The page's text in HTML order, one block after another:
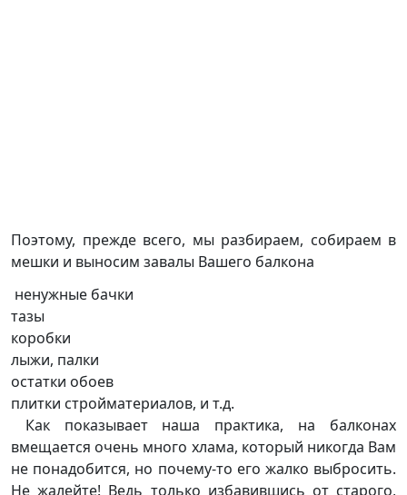
Поэтому, прежде всего, мы разбираем, собираем в
мешки и выносим завалы Вашего балкона
ненужные бачки
тазы
коробки
лыжи, палки
остатки обоев
плитки стройматериалов, и т.д.
Как показывает наша практика, на балконах
вмещается очень много хлама, который никогда Вам
не понадобится, но почему-то его жалко выбросить.
Не жалейте! Ведь только избавившись от старого,